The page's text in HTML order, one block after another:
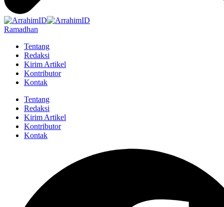
Ramadhan
Tentang
Redaksi
Kirim Artikel
Kontributor
Kontak
Tentang
Redaksi
Kirim Artikel
Kontributor
Kontak